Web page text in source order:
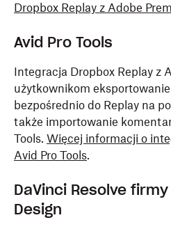
Dropbox Replay z Adobe
Avid Pro Tools
Integracja Dropbox Replay z
użytkownikom
bezpośrednio do Replay na
także importowanie
Tools. Więcej informacji o
Avid Pro Tools.
DaVinci Resolve
Design